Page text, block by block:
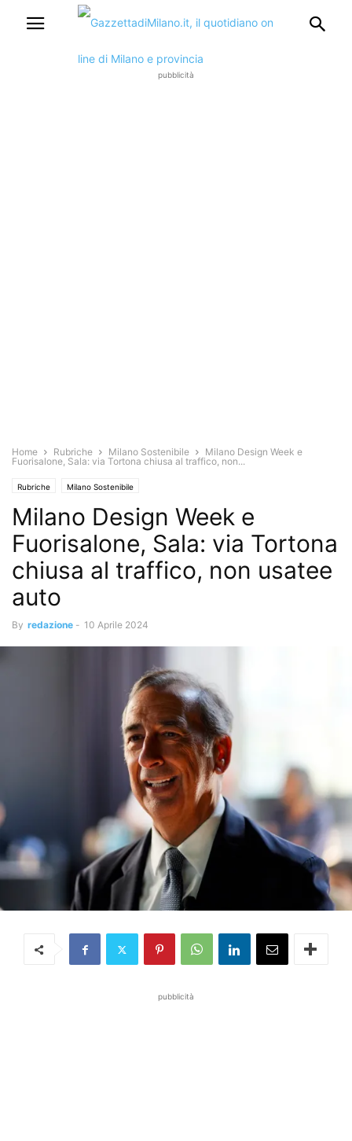
pubblicità
Home Rubriche Milano Sostenibile
Milano Design Week e
Fuorisalone, Sala: via Tortona chiusa al traffico, non...
Rubriche Milano Sostenibile
Milano Design Week e
Fuorisalone, Sala: via Tortona
chiusa al traffico, non usatee
auto
By redazione - 10 Aprile 2024
pubblicità